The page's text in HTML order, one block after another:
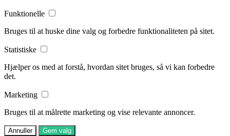
Funktionelle
Bruges til at huske dine valg og forbedre funktionaliteten på sitet.
Statistiske
Hjælper os med at forstå, hvordan sitet bruges, så vi kan forbedre
det.
Marketing
Bruges til at målrette marketing og vise relevante annoncer.
Annuller Gem valg